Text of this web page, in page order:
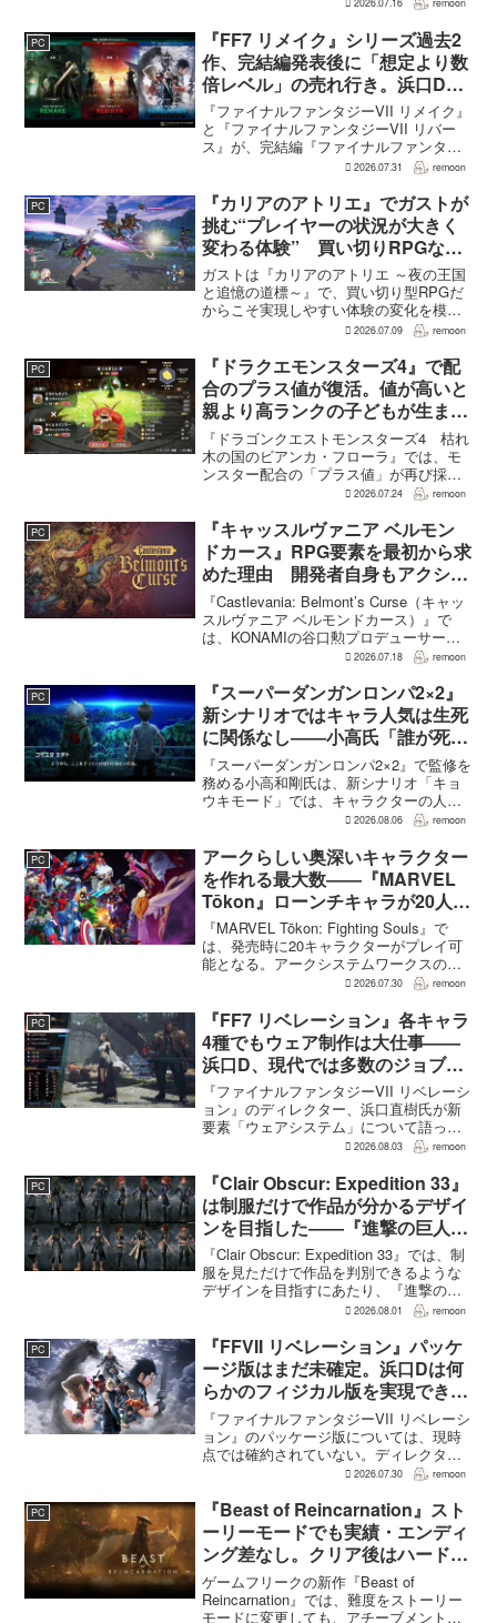
JorRaptor氏による...
2026.07.16 remoon
PC
『FF7 リメイク』シリーズ過去2
作、完結編発表後に「想定より数
倍レベル」の売れ行き。浜口Dが
明かす
『ファイナルファンタジーVII リメイク』
と『ファイナルファンタジーVII リバー
ス』が、完結編『ファイナルファンタジ
ーVII リベレーション』の発表後、「我々
ると、シリーズディレクターの浜口直樹
氏がAU...
2026.07.31 remoon
PC
『カリアのアトリエ』でガストが
挑む“プレイヤーの状況が大きく
変わる体験” 買い切りRPGなら
ではの変化とは
ガストは『カリアのアトリエ ～夜の王国
と追憶の道標～』で、買い切り型RPGだ
からこそ実現しやすい体験の変化を模索
している。大型の運営型ゲームが継続的
かで、同社はキャラクターやビジュアル
の魅力だけでなく、ゲ...
2026.07.09 remoon
PC
『ドラクエモンスターズ4』で配
合のプラス値が復活。値が高いと
親より高ランクの子どもが生まれ
ることも
『ドラゴンクエストモンスターズ4 枯れ
木の国のビアンカ・フローラ』では、モ
ンスター配合の「プラス値」が再び採用
される。配合を繰り返すことで数値が増
が高くなる補正がかかる。前作『ドラゴ
ンクエストモンスターズ...
2026.07.24 remoon
PC
『キャッスルヴァニア ベルモン
ドカース』RPG要素を最初から求
めた理由 開発者自身もアクショ
ンのつらさを実感
『Castlevania: Belmont’s Curse（キャッ
スルヴァニア ベルモンドカース）』で
は、KONAMIの谷口勲プロデューサー
が、レベルアップを含むRPG的システム
何度も挑戦すれば先へ進める...
2026.07.18 remoon
PC
『スーパーダンガンロンパ2×2』
新シナリオではキャラ人気は生死
に関係なし――小高氏「誰が死ん
でもヘイトメールは送らないで」
『スーパーダンガンロンパ2×2』で監修を
務める小高和剛氏は、新シナリオ「キョ
ウキモード」では、キャラクターの人気
にかかわらず退場させるとRPG Siteのイ
作と変わることで、これまで見られなか
った一面がよ...
2026.08.06 remoon
PC
アークらしい奥深いキャラクター
を作れる最大数――『MARVEL
Tōkon』ローンチキャラが20人に
なった理由
『MARVEL Tōkon: Fighting Souls』で
は、発売時に20キャラクターがプレイ可
能となる。アークシステムワークスの山
中丈嗣プロデューサーは、この人数につ
果だと説明。そのうえで、同社らし...
2026.07.30 remoon
PC
『FF7 リベレーション』各キャラ
4種でもウェア制作は大仕事――
浜口D、現代では多数のジョブを
1作に盛り込むのは極めて困難と
説明
『ファイナルファンタジーVII リベレーシ
ョン』のディレクター、浜口直樹氏が新
要素「ウェアシステム」について語っ
た。本作では8人のパーティキャラクター
が、キャラクター数が多いため、作業量
はかなりのものにな...
2026.08.03 remoon
PC
『Clair Obscur: Expedition 33』
は制服だけで作品が分かるデザイ
ンを目指した――『進撃の巨人』
の制服と『BLEACH』のキャラ
造形が影響
『Clair Obscur: Expedition 33』では、制
服を見ただけで作品を判別できるような
デザインを目指すにあたり、『進撃の巨
人』を参考にしたという。あわせて、キ
ルで印象に残るデザインから...
2026.08.01 remoon
PC
『FFVII リベレーション』パッケ
ージ版はまだ未確定。浜口Dは何
らかのフィジカル版を実現できる
よう調整中
『ファイナルファンタジーVII リベレーシ
ョン』のパッケージ版については、現時
点では確約されていない。ディレクター
の浜口直樹氏によると、具体的な商品ラ
フィジカル版を実現できるよう調整を進
めているという。G...
2026.07.30 remoon
PC
『Beast of Reincarnation』スト
ーリーモードでも実績・エンディ
ング差なし。クリア後はハード超
えのNEW GAME+も
ゲームフリークの新作『Beast of
Reincarnation』では、難度をストーリー
モードに変更しても、アチーブメントや